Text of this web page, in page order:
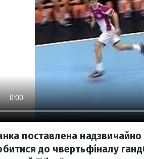
поставлена
до чвертьфіналу